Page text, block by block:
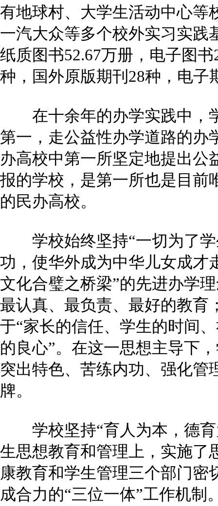
有地球村、大学生活动中心等
一汽大众等多个校外实习实践
纸质图书52.67万册，电子图
种，国外原版期刊28种，电子
在十余年的办学实践中，
第一，走公益性办学道路的办
办高校中第一所坚定地提出公
报的学校，是第一所也是目前
的民办高校。
学校始终坚持“一切为了学
功，使华外成为中华儿女成才
文化合璧之桥梁”的先进办学
最认真、最负责、最好的教育
于“家长的信任、学生的时间
的良心”。在这一思想主导下
突出特色、苦练内功、强化管
牌。
学校坚持“育人为本，德育
生思想教育和管理上，实施了
康教育和学生管理三个部门密
成合力的“三位一体”工作机制